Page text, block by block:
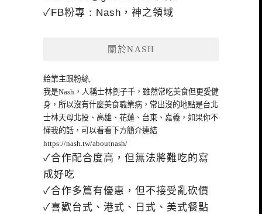
✓FB粉專 : Nash，神之領域
關於NASH
給業主跟粉絲,
我是Nash，人稱士林劉子千，雖然常吃美食但更愛健
身，所以沒有什麼美食職業病，常出沒的地點是台北
士林天母北投、高雄、花蓮、台東、嘉義，如果你不
懂我的話，可以看看下方簡介連結
https://nash.tw/aboutnash/
✓合作配合度高，但無法將難吃的寫
成好吃
✓合作多篇有優惠，但不接受亂砍價
✓喜歡台式、港式、日式、美式餐點